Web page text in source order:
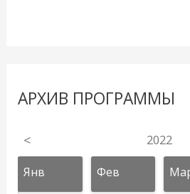
АРХИВ ПРОГРАММЫ
< 2022
Янв Фев